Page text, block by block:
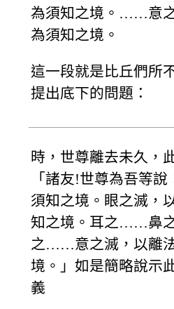
為須知之境。……意
為須知之境。
這一段就是比丘們所
提出底下的問題：
時，世尊離去未久，
「諸友!世尊為吾等
須知之境。眼之滅，
知之境。耳之……
之……意之滅，以離
境。」如是簡略說示
義